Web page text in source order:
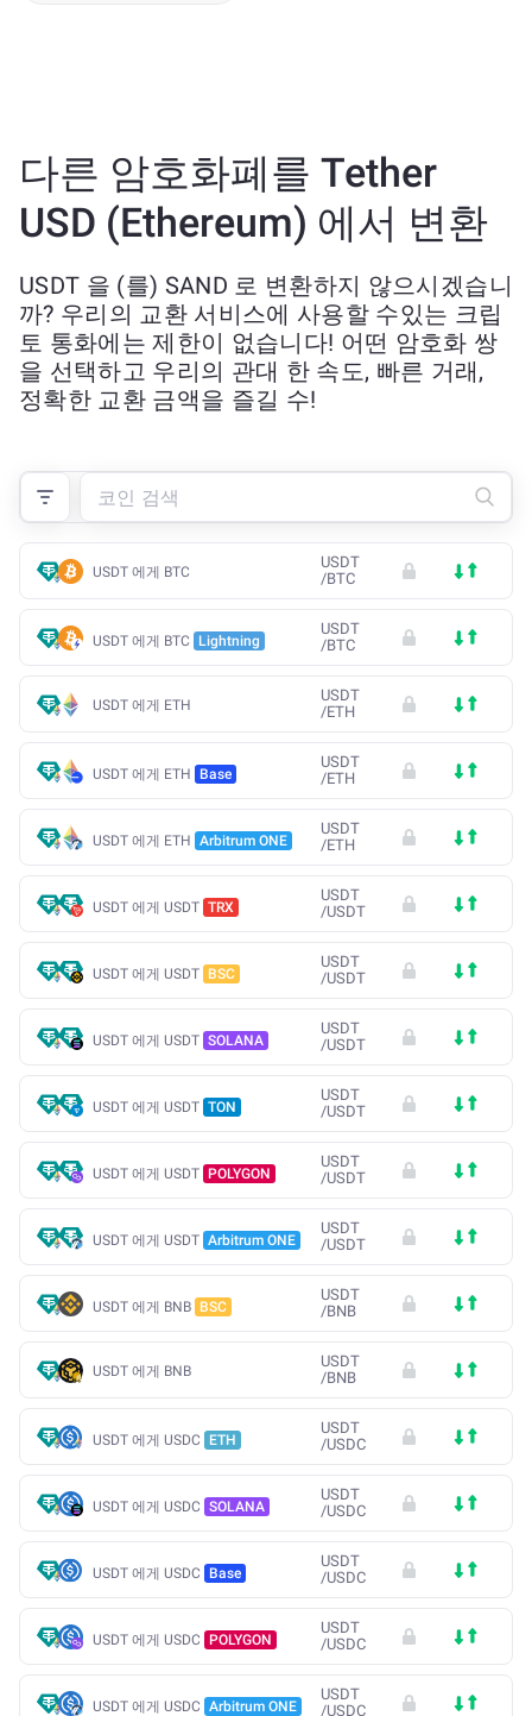
다른 암호화폐를 Tether
USD (Ethereum) 에서 변환
USDT 을 (를) SAND 로 변환하지 않으시겠습니
까? 우리의 교환 서비스에 사용할 수있는 크립
토 통화에는 제한이 없습니다! 어떤 암호화 쌍
을 선택하고 우리의 관대 한 속도, 빠른 거래,
정확한 교환 금액을 즐길 수!
USDT 에게 BTC
USDT
/BTC
USDT 에게 BTC Lightning
USDT
/BTC
USDT 에게 ETH
USDT
/ETH
USDT 에게 ETH Base
USDT
/ETH
USDT 에게 ETH Arbitrum ONE
USDT
/ETH
USDT 에게 USDT TRX
USDT
/USDT
USDT 에게 USDT BSC
USDT
/USDT
USDT 에게 USDT SOLANA
USDT
/USDT
USDT 에게 USDT TON
USDT
/USDT
USDT 에게 USDT POLYGON
USDT
/USDT
USDT 에게 USDT Arbitrum ONE
USDT
/USDT
USDT 에게 BNB BSC
USDT
/BNB
USDT 에게 BNB
USDT
/BNB
USDT 에게 USDC ETH
USDT
/USDC
USDT 에게 USDC SOLANA
USDT
/USDC
USDT 에게 USDC Base
USDT
/USDC
USDT 에게 USDC POLYGON
USDT
/USDC
USDT 에게 USDC Arbitrum ONE
USDT
/USDC